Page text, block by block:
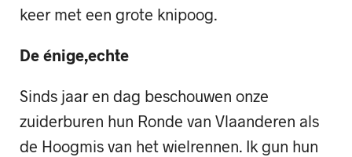
keer met een grote knipoog.
De énige,echte
Sinds jaar en dag beschouwen onze
zuiderburen hun Ronde van Vlaanderen als
de Hoogmis van het wielrennen. Ik gun hun